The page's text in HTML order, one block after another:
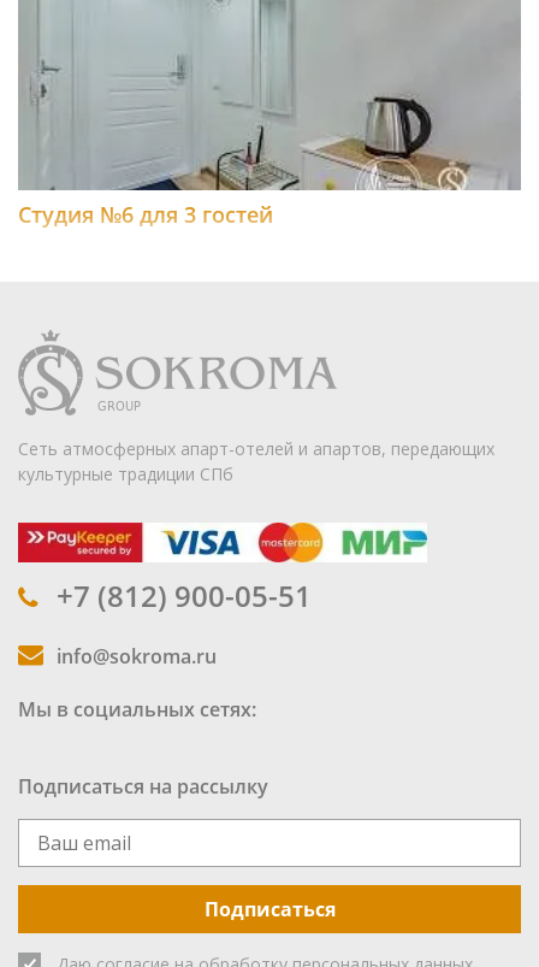
Студия №6 для 3 гостей
Сеть атмосферных апарт-отелей и апартов, передающих
культурные традиции СПб
+7 (812) 900-05-51
info@sokroma.ru
Мы в социальных сетях:
Подписаться на рассылку
Подписаться